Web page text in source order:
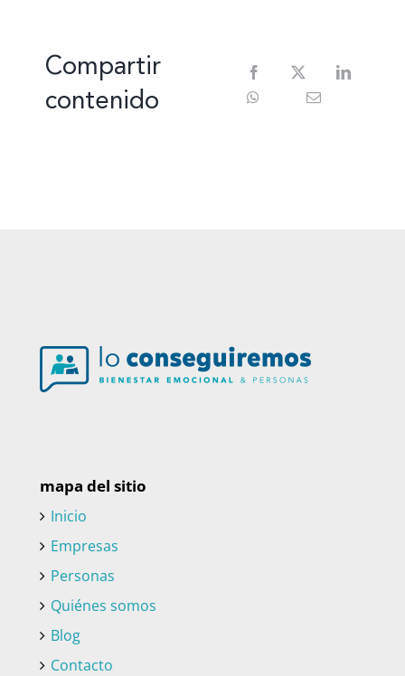
Compartir
contenido
mapa del sitio
Inicio
Empresas
Personas
Quiénes somos
Blog
Contacto